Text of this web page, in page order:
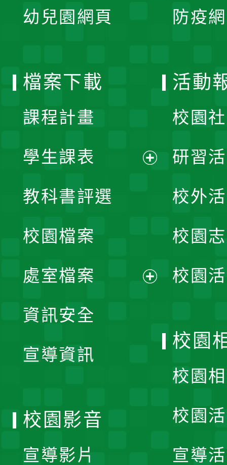
幼兒園網頁 防疫
檔案下載
課程計畫
學生課表
單
教科書評選
校園檔案
處室檔案
資訊安全
宣導資訊
活動
校園
研習
校外
校園
校園
校園
校園
校園
宣導
校園影音
宣導影片